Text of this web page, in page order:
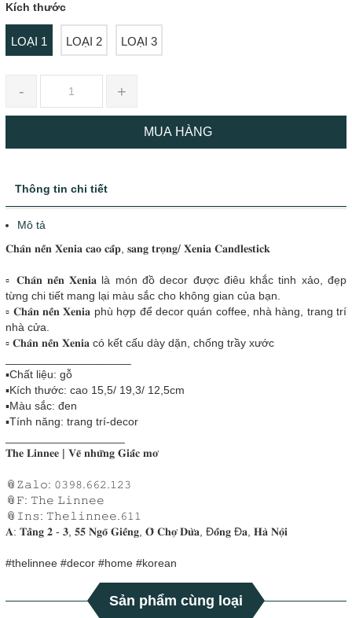
Kích thước
LOẠI 1 LOẠI 2 LOẠI 3
- +
MUA HÀNG
Thông tin chi tiết
Mô tả
𝐂𝐡𝐚̂𝐧 𝐧𝐞̂́𝐧 𝐗𝐞𝐧𝐢𝐚 𝐜𝐚𝐨 𝐜𝐚̂́𝐩, 𝐬𝐚𝐧𝐠 𝐭𝐫𝐨̣𝐧𝐠/ 𝐗𝐞𝐧𝐢𝐚 𝐂𝐚𝐧𝐝𝐥𝐞𝐬𝐭𝐢𝐜𝐤
▫️ 𝐂𝐡𝐚̂𝐧 𝐧𝐞̂́𝐧 𝐗𝐞𝐧𝐢𝐚 là món đồ decor được điêu khắc tinh xảo, đẹp
từng chi tiết mang lại màu sắc cho không gian của bạn.
▫️ 𝐂𝐡𝐚̂𝐧 𝐧𝐞̂́𝐧 𝐗𝐞𝐧𝐢𝐚 phù hợp để decor quán coffee, nhà hàng, trang trí
nhà cửa.
▫️ 𝐂𝐡𝐚̂𝐧 𝐧𝐞̂́𝐧 𝐗𝐞𝐧𝐢𝐚 có kết cấu dày dặn, chống trầy xước
▪️Chất liệu: gỗ
▪️Kích thước: cao 15,5/ 19,3/ 12,5cm
▪️Màu sắc: đen
▪️Tính năng: trang trí-decor
𝐓𝐡𝐞 𝐋𝐢𝐧𝐧𝐞𝐞 | 𝐕𝐞̃ 𝐧𝐡𝐮̛̃𝐧𝐠 𝐆𝐢𝐚̂́𝐜 𝐦𝐨̛
📎𝚉𝚊𝚕𝚘: 𝟶𝟹𝟿𝟾.𝟼𝟼𝟸.𝟷𝟸𝟹
📎𝙵: 𝚃𝚑𝚎 𝙻𝚒𝚗𝚗𝚎𝚎
📎𝙸𝚗𝚜: 𝚃𝚑𝚎𝚕𝚒𝚗𝚗𝚎𝚎.𝟼𝟷𝟷
𝐀: 𝐓𝐚̂̀𝐧𝐠 𝟐 - 𝟑, 𝟓𝟓 𝐍𝐠𝐨̃ 𝐆𝐢𝐞̂́𝐧𝐠, 𝐎̂ 𝐂𝐡𝐨̛̣ 𝐃𝐮̛̀𝐚, Đ𝐨̂́𝐧𝐠 Đ𝐚, 𝐇𝐚̀ 𝐍𝐨̣̂𝐢
#thelinnee #decor #home #korean
Sản phẩm cùng loại